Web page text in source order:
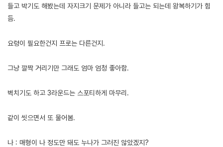
들고 박기도 해봤는데 자지크기 문제가 아니라 들고는 되는데 왕복하기가 힘
듬.
요령이 필요한건지 프로는 다른건지.
그냥 깔짝 거리기만 그래도 엄마 엄청 좋아함.
벽치기도 하고 3라운드는 스포티하게 마무리.
같이 씻으면서 또 물어봄.
나 : 매형이 나 정도만 돼도 누나가 그러진 않았겠지?